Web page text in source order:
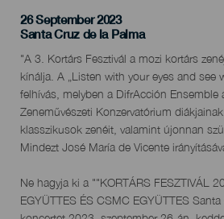
26 September 2023
Localidad
Santa Cruz de la Palma
Descripción
del
evento
"A 3. Kortárs Fesztivál a mozi kortárs
kínálja. A „Listen with your eyes and see
felhívás, melyben a DifrAcción Ensemble
Zeneművészeti Konzervatórium
klasszikusok zenéit, valamint újonnan
Mindezt José María de Vicente
Ne hagyja ki a ""KORTÁRS FESZTIVÁL
EGYÜTTES ÉS CSMC EGYÜTTES